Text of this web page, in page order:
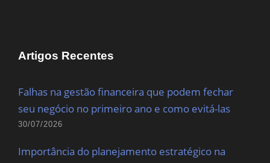
Artigos Recentes
Falhas na gestão financeira que podem fechar
seu negócio no primeiro ano e como evitá-las
30/07/2026
Importância do planejamento estratégico na